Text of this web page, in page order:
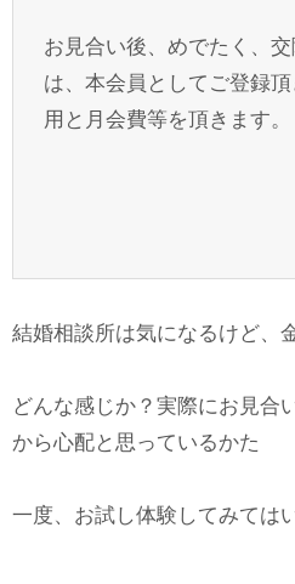
お見合い後、めでたく、
は、本会員としてご登録
用と月会費等を頂きます。
結婚相談所は気になるけど、
どんな感じか？実際にお見合
から心配と思っているかた
一度、お試し体験してみては